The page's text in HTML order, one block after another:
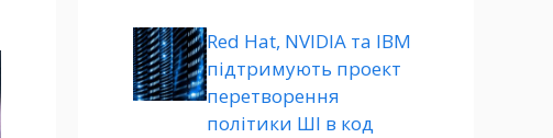
Red Hat, NVIDIA та IBM
підтримують проект
перетворення
політики ШІ в код